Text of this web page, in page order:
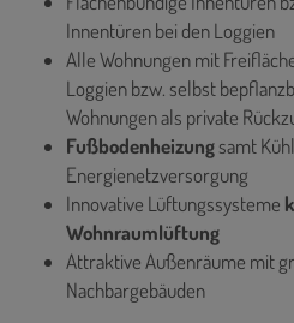
Innentüren bei den Loggien
Alle Wohnungen mit
Loggien bzw. selbst
Wohnungen als private
Fußbodenheizungsamt
Energienetzversorgung
Innovative Lüftungssysteme
Wohnraumlüftung
Attraktive Außenräume mit
Nachbargebäuden